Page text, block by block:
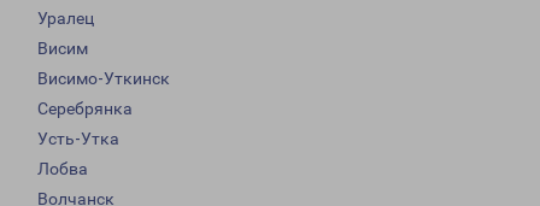
Уралец
Висим
Висимо-Уткинск
Серебрянка
Усть-Утка
Лобва
Волчанск